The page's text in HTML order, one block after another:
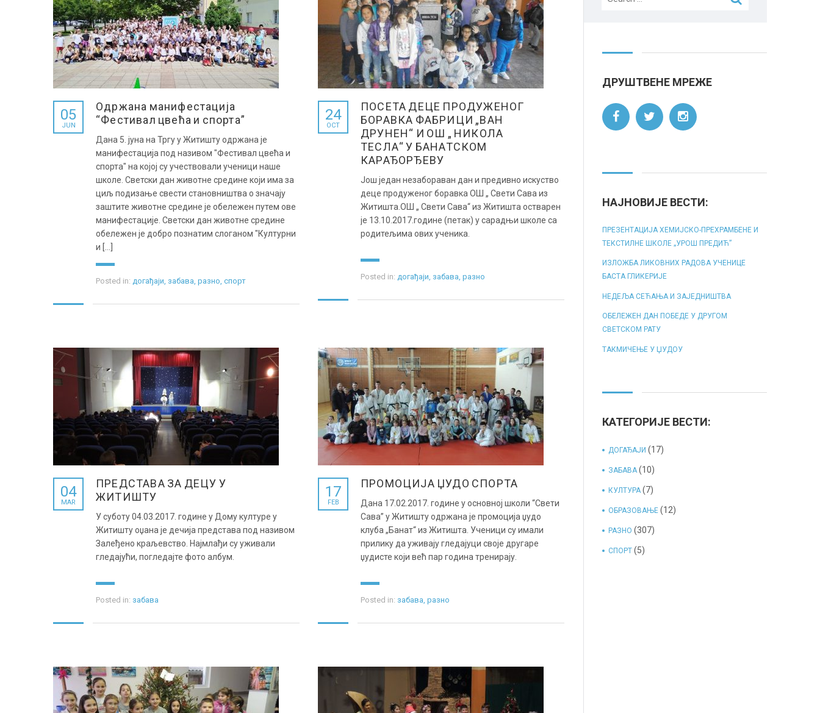
05
JUN
Одржана манифестација
“Фестивал цвећа и спорта”
Дана 5. јуна на Тргу у Житишту одржана је
манифестација под називом "Фестивал цвећа и
спорта" на којој су учествовали ученици наше
школе. Светски дан животне средине који има за
циљ подизање свести становништва о значају
заштите животне средине је обележен путем ове
манифестације. Светски дан животне средине
обележен је добро познатим слоганом "Културни
и [...]
Posted in: догађаји, забава, разно, спорт
24
OCT
ПОСЕТА ДЕЦЕ ПРОДУЖЕНОГ
БОРАВКА ФАБРИЦИ „ВАН
ДРУНЕН“ И ОШ „ НИКОЛА
ТЕСЛА“ У БАНАТСКОМ
КАРАЂОРЂЕВУ
Још један незабораван дан и предивно искуство
деце продуженог боравка ОШ „ Свети Сава из
Житишта.ОШ „ Свети Сава“ из Житишта остварен
је 13.10.2017.године (петак) у сарадњи школе са
родитељима ових ученика.
Posted in: догађаји, забава, разно
04
MAR
ПРЕДСТАВА ЗА ДЕЦУ У
ЖИТИШТУ
У суботу 04.03.2017. године у Дому културе у
Житишту оџана је дечија представа под називом
Залеђено краљевство. Најмлађи су уживали
гледајући, погледајте фото албум.
Posted in: забава
17
FEB
ПРОМОЦИЈА ЏУДО СПОРТА
Дана 17.02.2017. године у основној школи “Свети
Сава” у Житишту одржана је промоција џудо
клуба „Банат“ из Житишта. Ученици су имали
прилику да уживају гледајуци своје другаре
џудисте који већ пар година тренирају.
Posted in: забава, разно
ДРУШТВЕНЕ МРЕЖЕ
НАЈНОВИЈЕ ВЕСТИ:
ПРЕЗЕНТАЦИЈА ХЕМИЈСКО-ПРЕХРАМБЕНЕ И
ТЕКСТИЛНЕ ШКОЛЕ „УРОШ ПРЕДИЋ”
ИЗЛОЖБА ЛИКОВНИХ РАДОВА УЧЕНИЦЕ
БАСТА ГЛИКЕРИЈЕ
НЕДЕЉА СЕЋАЊА И ЗАЈЕДНИШТВА
ОБЕЛЕЖЕН ДАН ПОБЕДЕ У ДРУГОМ
СВЕТСКОМ РАТУ
ТАКМИЧЕЊЕ У ЏУДОУ
КАТЕГОРИЈЕ ВЕСТИ:
ДОГАЂАЈИ (17)
ЗАБАВА (10)
КУЛТУРА (7)
ОБРАЗОВАЊЕ (12)
РАЗНО (307)
СПОРТ (5)